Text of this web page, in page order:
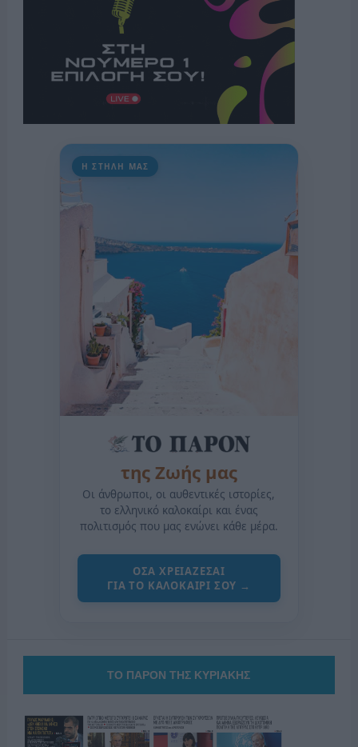
Η ΣΤΗΛΗ ΜΑΣ
της Ζωής μας
Οι άνθρωποι, οι αυθεντικές ιστορίες,
το ελληνικό καλοκαίρι και ένας
πολιτισμός που μας ενώνει κάθε μέρα.
ΟΣΑ ΧΡΕΙΑΖΕΣΑΙ
ΓΙΑ ΤΟ ΚΑΛΟΚΑΙΡΙ ΣΟΥ →
ΤΟ ΠΑΡΟΝ ΤΗΣ ΚΥΡΙΑΚΗΣ